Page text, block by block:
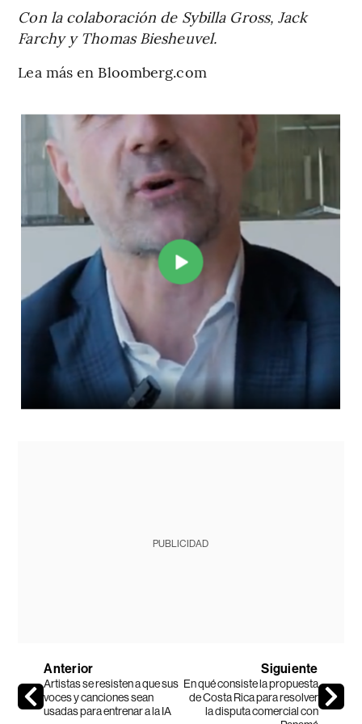
Con la colaboración de Sybilla Gross, Jack
Farchy y Thomas Biesheuvel.
Lea más en Bloomberg.com
PUBLICIDAD
Anterior
Artistas se resisten a que sus
voces y canciones sean
usadas para entrenar a la IA
Siguiente
En qué consiste la propuesta
de Costa Rica para resolver
la disputa comercial con